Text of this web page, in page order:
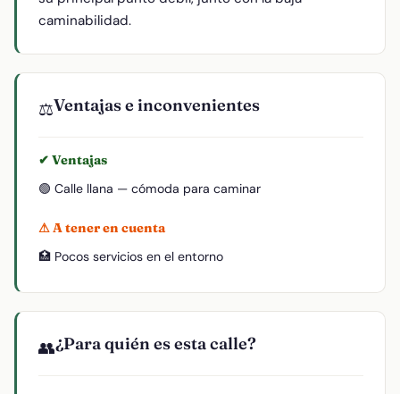
caminabilidad.
⚖️Ventajas e inconvenientes
✔ Ventajas
🟢 Calle llana — cómoda para caminar
⚠ A tener en cuenta
🏥 Pocos servicios en el entorno
👥¿Para quién es esta calle?